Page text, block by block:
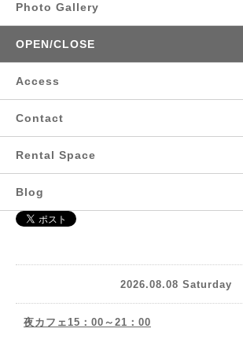
Photo Gallery
OPEN/CLOSE
Access
Contact
Rental Space
Blog
2026.08.08 Saturday
夜カフェ15：00～21：00